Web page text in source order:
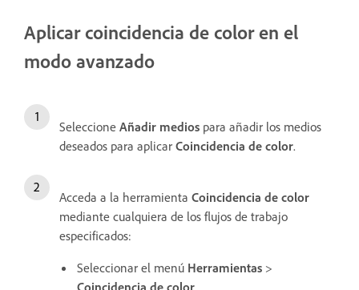
Aplicar coincidencia de color en el
modo avanzado
Seleccione Añadir medios para añadir los medios
deseados para aplicar Coincidencia de color.
Acceda a la herramienta Coincidencia de color
mediante cualquiera de los flujos de trabajo
especificados:
Seleccionar el menú Herramientas >